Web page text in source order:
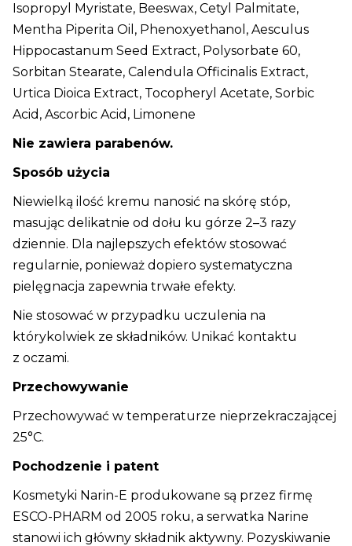
Isopropyl Myristate, Beeswax, Cetyl Palmitate,
Mentha Piperita Oil, Phenoxyethanol, Aesculus
Hippocastanum Seed Extract, Polysorbate 60,
Sorbitan Stearate, Calendula Officinalis Extract,
Urtica Dioica Extract, Tocopheryl Acetate, Sorbic
Acid, Ascorbic Acid, Limonene
Nie zawiera parabenów.
Sposób użycia
Niewielką ilość kremu nanosić na skórę stóp,
masując delikatnie od dołu ku górze 2–3 razy
dziennie. Dla najlepszych efektów stosować
regularnie, ponieważ dopiero systematyczna
pielęgnacja zapewnia trwałe efekty.
Nie stosować w przypadku uczulenia na
którykolwiek ze składników. Unikać kontaktu
z oczami.
Przechowywanie
Przechowywać w temperaturze nieprzekraczającej
25°C.
Pochodzenie i patent
Kosmetyki Narin-E produkowane są przez firmę
ESCO-PHARM od 2005 roku, a serwatka Narine
stanowi ich główny składnik aktywny. Pozyskiwanie